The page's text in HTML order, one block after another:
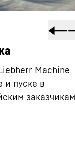
Machine
и пуске в
заказчикам